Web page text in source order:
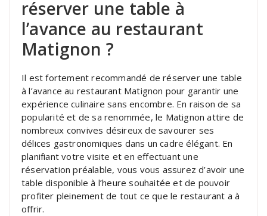
réserver une table à
l’avance au restaurant
Matignon ?
Il est fortement recommandé de réserver une table
à l’avance au restaurant Matignon pour garantir une
expérience culinaire sans encombre. En raison de sa
popularité et de sa renommée, le Matignon attire de
nombreux convives désireux de savourer ses
délices gastronomiques dans un cadre élégant. En
planifiant votre visite et en effectuant une
réservation préalable, vous vous assurez d’avoir une
table disponible à l’heure souhaitée et de pouvoir
profiter pleinement de tout ce que le restaurant a à
offrir.